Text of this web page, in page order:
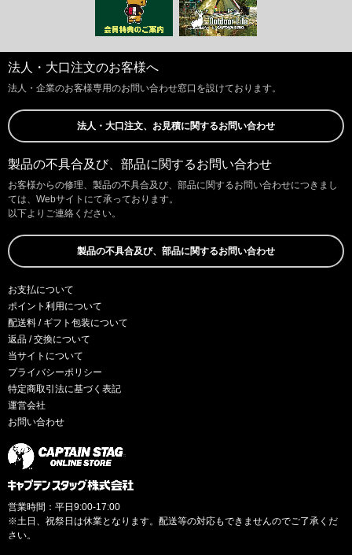
法人・大口注文のお客様へ
法人・企業のお客様専用のお問い合わせ窓口を設けております。
法人・大口注文、お見積に関するお問い合わせ
製品の不具合及び、部品に関するお問い合わせ
お客様からの修理、製品の不具合及び、部品に関するお問い合わせにつきまし
ては、Webサイトにて承っております。
以下よりご連絡ください。
製品の不具合及び、部品に関するお問い合わせ
お支払について
ポイント利用について
配送料 / ギフト包装について
返品 / 交換について
当サイトについて
プライバシーポリシー
特定商取引法に基づく表記
運営会社
お問い合わせ
営業時間：平日9:00-17:00
※土日、祝祭日は休業となります。配送等の対応もできませんのでご了承くだ
さい。